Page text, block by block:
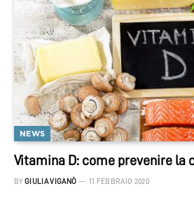
NEWS
Vitamina D: come prevenire la
BY GIULIA VIGANÒ 11 FEBBRAIO 2020